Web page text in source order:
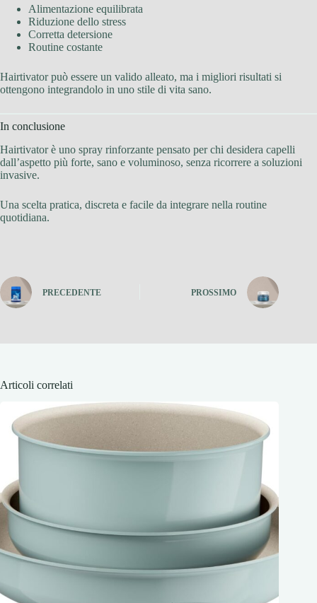
Alimentazione equilibrata
Riduzione dello stress
Corretta detersione
Routine costante
Hairtivator può essere un valido alleato, ma i migliori risultati si
ottengono integrandolo in uno stile di vita sano.
In conclusione
Hairtivator è uno spray rinforzante pensato per chi desidera capelli
dall’aspetto più forte, sano e voluminoso, senza ricorrere a soluzioni
invasive.
Una scelta pratica, discreta e facile da integrare nella routine
quotidiana.
PRECEDENTE PROSSIMO
Articoli correlati